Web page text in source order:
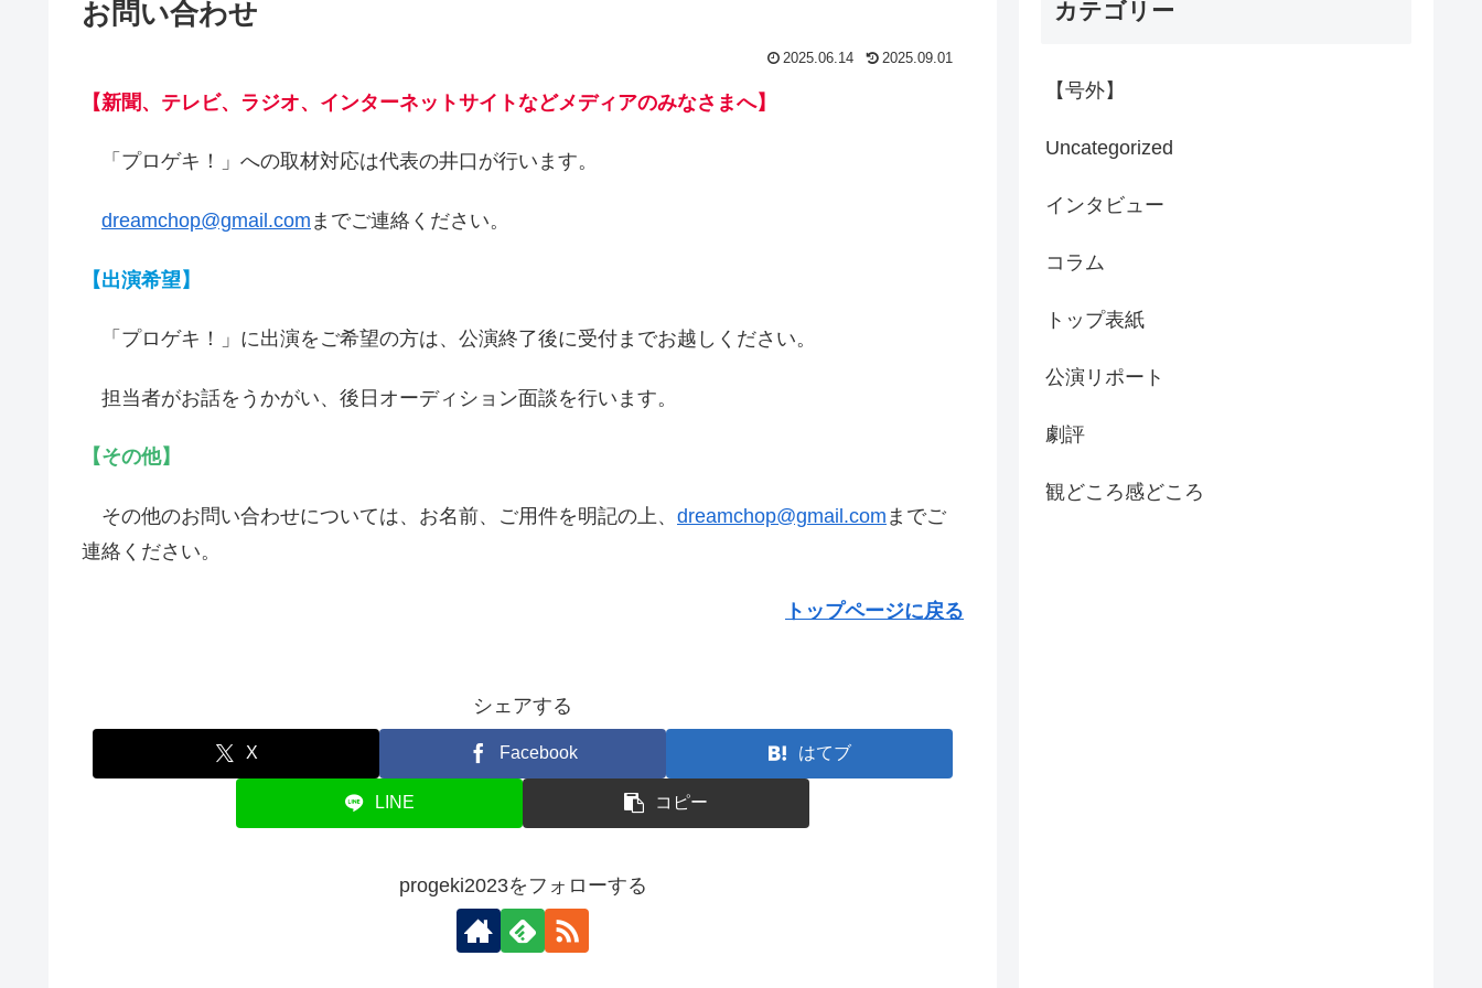
お問い合わせ
2025.06.14 2025.09.01
【新聞、テレビ、ラジオ、インターネットサイトなどメディアのみなさまへ】
「プロゲキ！」への取材対応は代表の井口が行います。
dreamchop@gmail.com までご連絡ください。
【出演希望】
「プロゲキ！」に出演をご希望の方は、公演終了後に受付までお越しください。
担当者がお話をうかがい、後日オーディション面談を行います。
【その他】
その他のお問い合わせについては、お名前、ご用件を明記の上、 dreamchop@gmail.com までご
連絡ください。
トップページに戻る
シェアする
X Facebook はてブ
LINE コピー
progeki2023をフォローする
カテゴリー
【号外】
Uncategorized
インタビュー
コラム
トップ表紙
公演リポート
劇評
観どころ感どころ